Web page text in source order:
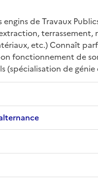
de Travaux
etc.) Connaît
fonctionnement de
(spécialisation de génie